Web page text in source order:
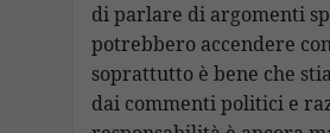
di parlare di argomenti
potrebbero accendere
soprattutto è bene che
dai commenti politici e